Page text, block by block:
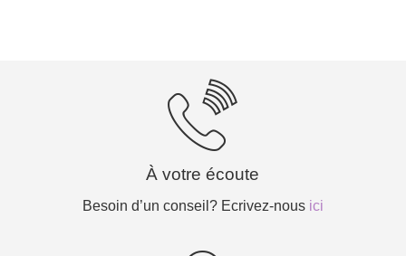
À votre écoute
Besoin d’un conseil? Ecrivez-nous ici